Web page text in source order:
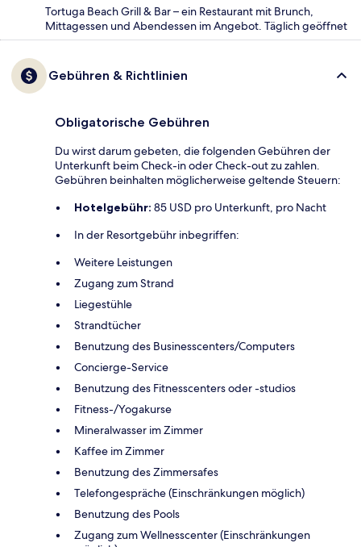
Tortuga Beach Grill & Bar – ein Restaurant mit Brunch,
Mittagessen und Abendessen im Angebot. Täglich geöffnet
Gebühren & Richtlinien
Obligatorische Gebühren
Du wirst darum gebeten, die folgenden Gebühren der
Unterkunft beim Check-in oder Check-out zu zahlen.
Gebühren beinhalten möglicherweise geltende Steuern:
Hotelgebühr: 85 USD pro Unterkunft, pro Nacht
In der Resortgebühr inbegriffen:
Weitere Leistungen
Zugang zum Strand
Liegestühle
Strandtücher
Benutzung des Businesscenters/Computers
Concierge-Service
Benutzung des Fitnesscenters oder -studios
Fitness-/Yogakurse
Mineralwasser im Zimmer
Kaffee im Zimmer
Benutzung des Zimmersafes
Telefongespräche (Einschränkungen möglich)
Benutzung des Pools
Zugang zum Wellnesscenter (Einschränkungen